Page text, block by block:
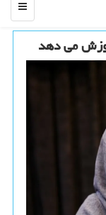
منو
می دهد